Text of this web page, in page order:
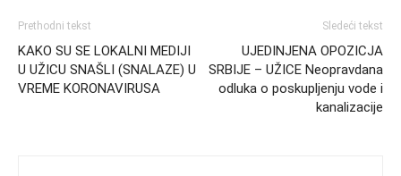
Prethodni tekst
KAKO SU SE LOKALNI MEDIJI
U UŽICU SNAŠLI (SNALAZE) U
VREME KORONAVIRUSA
Sledeći tekst
UJEDINJENA OPOZICJA
SRBIJE – UŽICE Neopravdana
odluka o poskupljenju vode i
kanalizacije